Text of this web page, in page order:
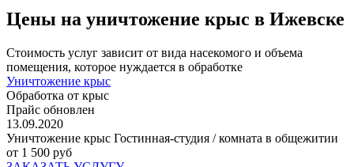
Цены на уничтожение крыс в Ижевске
Стоимость услуг зависит от вида насекомого и объема
помещения, которое нуждается в обработке
Уничтожение крыс
Обработка от крыс
Прайс обновлен
13.09.2020
Уничтожение крыс Гостинная-студия / комната в общежитии
от 1 500 руб